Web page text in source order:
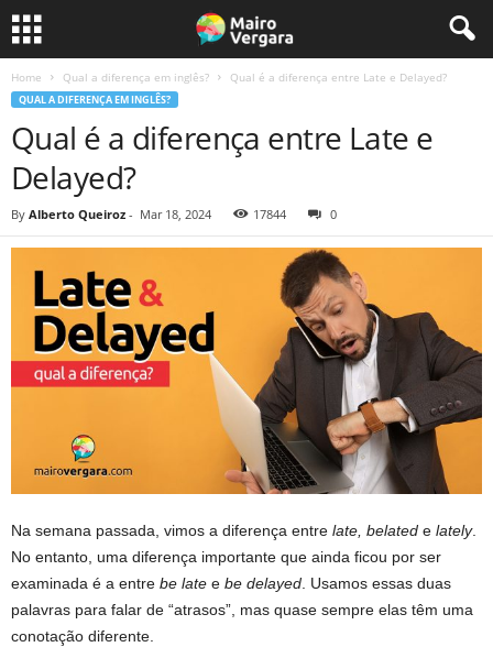
Home Qual a diferença em inglês? Qual é a diferença entre Late e Delayed?
QUAL A DIFERENÇA EM INGLÊS?
Qual é a diferença entre Late e
Delayed?
By Alberto Queiroz - Mar 18, 2024 17844 0
Na semana passada, vimos a diferença entre late, belated e lately.
No entanto, uma diferença importante que ainda ficou por ser
examinada é a entre be late e be delayed . Usamos essas duas
palavras para falar de “atrasos”, mas quase sempre elas têm uma
conotação diferente.